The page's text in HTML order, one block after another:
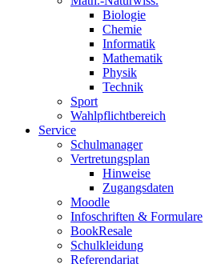
Biologie
Chemie
Informatik
Mathematik
Physik
Technik
Sport
Wahlpflichtbereich
Service
Schulmanager
Vertretungsplan
Hinweise
Zugangsdaten
Moodle
Infoschriften & Formulare
BookResale
Schulkleidung
Referendariat